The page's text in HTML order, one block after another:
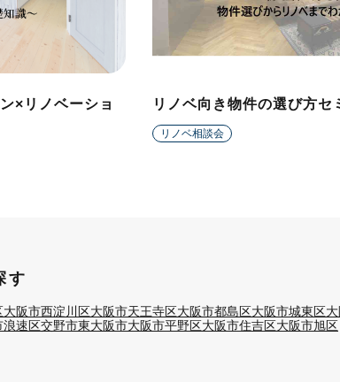
×リノベーショ
リノベ向き物件の選び方セ
リノベ相談会
す
大阪市西淀川区大阪市天王寺区大阪市都島区大阪市城東区
浪速区交野市東大阪市大阪市平野区大阪市住吉区大阪市旭区